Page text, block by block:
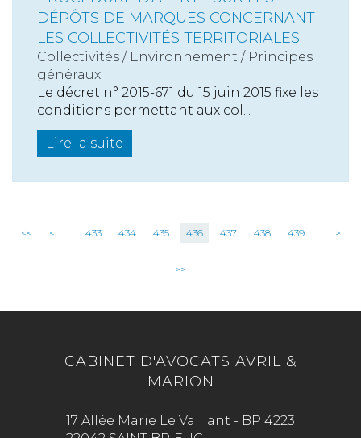
DÉPÔTS DE MARQUES CONCERNANT
LES COLLECTIVITÉS TERRITORIALES
Collectivités / Environnement / Principes
généraux
Le décret n° 2015-671 du 15 juin 2015 fixe les
conditions permettant aux col...
Lire la suite
<< < ... 433 434 435 436 437 438 439 ... >
>>
CABINET D'AVOCATS AVRIL &
MARION
17 Allée Marie Le Vaillant - BP 4223